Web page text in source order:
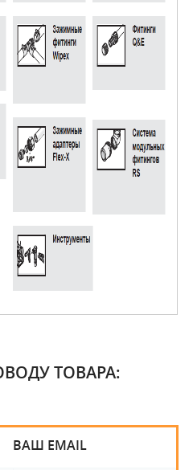
ТОВАРА:
ВАШ EMAIL